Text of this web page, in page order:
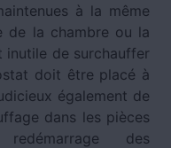
à la même
de la chambre ou la
inutile de surchauffer
doit être placé à
également de
dans les pièces
des